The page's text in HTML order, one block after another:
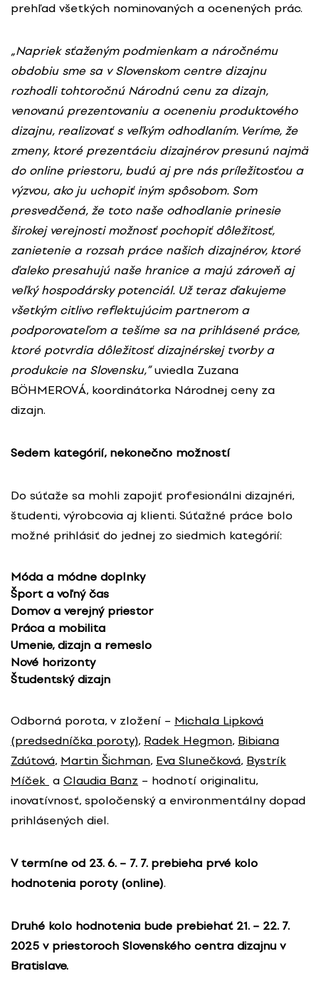
prehľad všetkých nominovaných a ocenených prác.
„Napriek sťaženým podmienkam a náročnému
obdobiu sme sa v Slovenskom centre dizajnu
rozhodli tohtoročnú Národnú cenu za dizajn,
venovanú prezentovaniu a oceneniu produktového
dizajnu, realizovať s veľkým odhodlaním. Veríme, že
zmeny, ktoré prezentáciu dizajnérov presunú najmä
do online priestoru, budú aj pre nás príležitosťou a
výzvou, ako ju uchopiť iným spôsobom. Som
presvedčená, že toto naše odhodlanie prinesie
širokej verejnosti možnosť pochopiť dôležitosť,
zanietenie a rozsah práce našich dizajnérov, ktoré
ďaleko presahujú naše hranice a majú zároveň aj
veľký hospodársky potenciál. Už teraz ďakujeme
všetkým citlivo reflektujúcim partnerom a
podporovateľom a tešíme sa na prihlásené práce,
ktoré potvrdia dôležitosť dizajnérskej tvorby a
produkcie na Slovensku,“uviedla Zuzana
BÖHMEROVÁ, koordinátorka Národnej ceny za
dizajn.
Sedem kategórií, nekonečno možností
Do súťaže sa mohli zapojiť profesionálni dizajnéri,
študenti, výrobcovia aj klienti. Súťažné práce bolo
možné prihlásiť do jednej zo siedmich kategórií:
Móda a módne doplnky
Šport a voľný čas
Domov a verejný priestor
Práca a mobilita
Umenie, dizajn a remeslo
Nové horizonty
Študentský dizajn
Odborná porota, v zložení – Michala Lipková
(predsedníčka poroty), Radek Hegmon, Bibiana
Zdútová, Martin Šichman, Eva Slunečková, Bystrík
Míček a Claudia Banz – hodnotí originalitu,
inovatívnosť, spoločenský a environmentálny dopad
prihlásených diel.
V termíne od 23. 6. – 7. 7. prebieha prvé kolo
hodnotenia poroty (online).
Druhé kolo hodnotenia bude prebiehať 21. – 22. 7.
2025 v priestoroch Slovenského centra dizajnu v
Bratislave.